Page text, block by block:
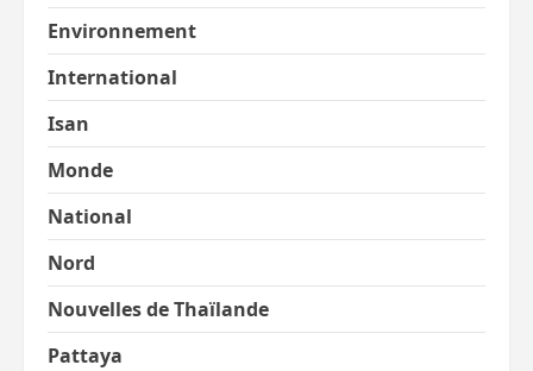
Environnement
International
Isan
Monde
National
Nord
Nouvelles de Thaïlande
Pattaya